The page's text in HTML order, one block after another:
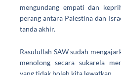
mengundang empati dan
perang antara Palestina dan
tanda akhir.
Rasulullah SAW sudah
menolong secara sukarela